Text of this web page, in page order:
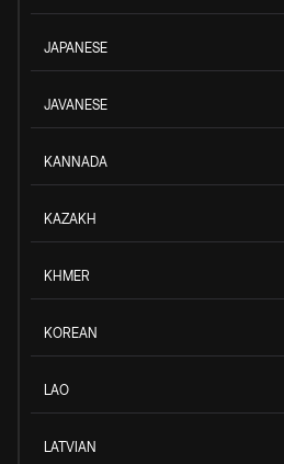
JAPANESE
JAVANESE
KANNADA
KAZAKH
KHMER
KOREAN
LAO
LATVIAN